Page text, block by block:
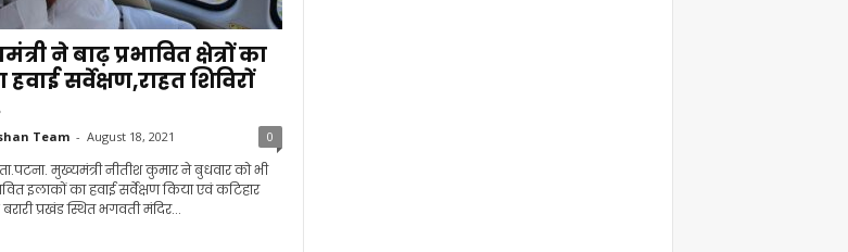
ने बाढ़ प्रभावित क्षेत्रों का
हवाई सर्वेक्षण,राहत शिविरों
Team - August 18, 2021 0
मुख्यमंत्री नीतीश कुमार ने बुधवार को भी
इलाकों का हवाई सर्वेक्षण किया एवं कटिहार
प्रखंड स्थित भगवती मंदिर...